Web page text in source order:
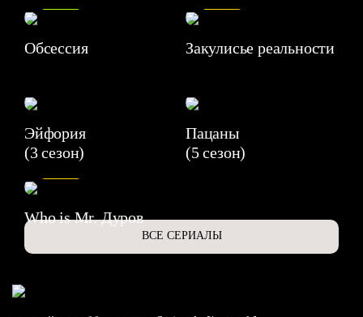
Обсессия Закулисье реальности
Эйфория
(3 сезон)
Пацаны
(5 сезон)
Who is Mr. Дуров
ВСЕ СЕРИАЛЫ